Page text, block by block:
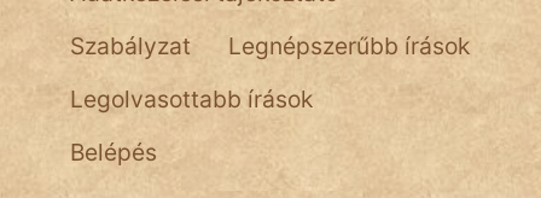
Hoffer Botond
szemfüles
Szabályzat
Legnépszerűbb írások
Legolvasottabb írások
Belépés